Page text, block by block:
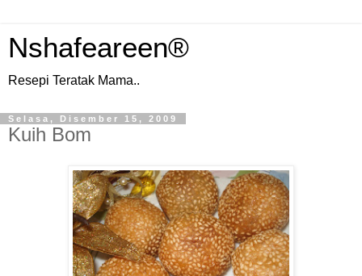
Nshafeareen®
Resepi Teratak Mama..
Selasa, Disember 15, 2009
Kuih Bom